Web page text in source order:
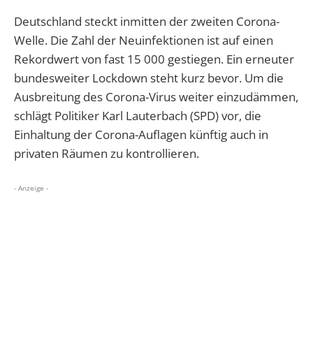
Deutschland steckt inmitten der zweiten Corona-
Welle. Die Zahl der Neuinfektionen ist auf einen
Rekordwert von fast 15 000 gestiegen. Ein erneuter
bundesweiter Lockdown steht kurz bevor. Um die
Ausbreitung des Corona-Virus weiter einzudämmen,
schlägt Politiker Karl Lauterbach (SPD) vor, die
Einhaltung der Corona-Auflagen künftig auch in
privaten Räumen zu kontrollieren.
- Anzeige -